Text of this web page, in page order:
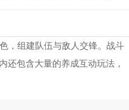
，组建队伍与敌人交锋。战斗
还包含大量的养成互动玩法，